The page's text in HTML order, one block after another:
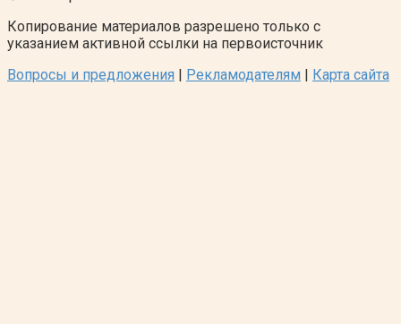
Копирование материалов разрешено только с
указанием активной ссылки на первоисточник
Вопросы и предложения | Рекламодателям | Карта сайта